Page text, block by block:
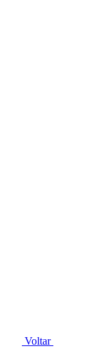
Voltar